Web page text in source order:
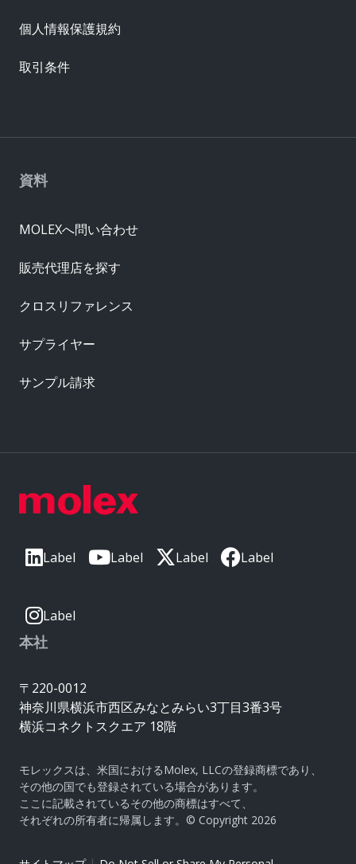
Label Label Label Label
Label
本社
〒220-0012
神奈川県横浜市西区みなとみらい3丁目3番3号
横浜コネクトスクエア 18階
モレックスは、米国におけるMolex, LLCの登録商標であり、
その他の国でも登録されている場合があります。
ここに記載されているその他の商標はすべて、
それぞれの所有者に帰属します。© Copyright 2026
資料
MOLEXへ問い合わせ
販売代理店を探す
クロスリファレンス
サプライヤー
サンプル請求
個人情報保護規約
取引条件